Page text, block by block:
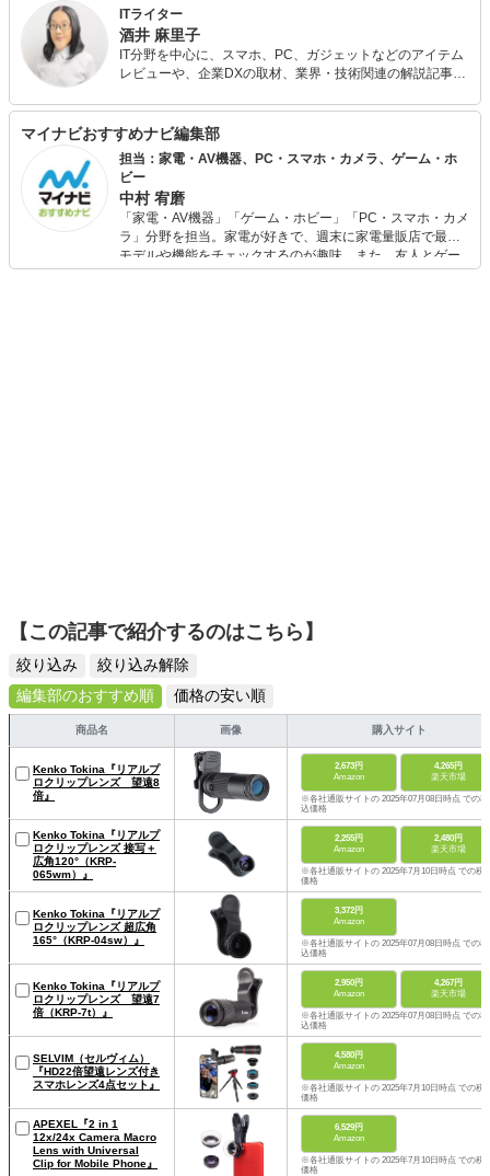
ITライター
酒井 麻里子
IT分野を中心に、スマホ、PC、ガジェットなどのアイテム
レビューや、企業DXの取材、業界・技術関連の解説記事な
グロボットの話題なども発信。テレワーク×メタバースの可
能性を考えるWEBマガジン『Zat's VR』運営。株式会社ウ
レルブン代表。
マイナビおすすめナビ編集部
担当：家電・AV機器、PC・スマホ・カメラ、ゲーム・ホ
ビー
中村 宥磨
「家電・AV機器」「ゲーム・ホビー」「PC・スマホ・カメ
ラ」分野を担当。家電が好きで、週末に家電量販店で最新
モデルや機能をチェックするのが趣味。また、友人とゲー
ムを楽しみながら、新作タイトルやイベント情報もいち早
【この記事で紹介するのはこちら】
絞り込み
絞り込み解除
編集部のおすすめ順
価格の安い順
商品名 画像 購入サイト
Kenko Tokina『リアルプ
ロクリップレンズ 望遠8
倍』
2,673円
Amazon
4,265円
楽天市場
※各社通販サイトの 2025年07月08日時点 での税
込価格
Kenko Tokina『リアルプ
ロクリップレンズ 接写＋
広角120°（KRP-
065wm）』
2,255円
Amazon
2,480円
楽天市場
※各社通販サイトの 2025年7月10日時点 での税
価格
Kenko Tokina『リアルプ
ロクリップレンズ 超広角
165°（KRP-04sw）』
3,372円
Amazon
※各社通販サイトの 2025年07月08日時点 での税
込価格
Kenko Tokina『リアルプ
ロクリップレンズ 望遠7
倍（KRP-7t）』
2,950円
Amazon
4,267円
楽天市場
※各社通販サイトの 2025年07月08日時点 での税
込価格
SELVIM（セルヴィム）
『HD22倍望遠レンズ付き
スマホレンズ4点セット』
4,580円
Amazon
※各社通販サイトの 2025年7月10日時点 での税
価格
APEXEL『2 in 1
12x/24x Camera Macro
Lens with Universal
Clip for Mobile Phone』
6,529円
Amazon
※各社通販サイトの 2025年7月10日時点 での税
価格